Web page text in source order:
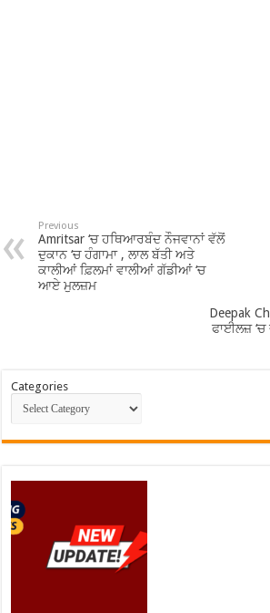
Previous
Amritsar ‘ਚ ਹਥਿਆਰਬੰਦ ਨੌਜਵਾਨਾਂ ਵੱਲੋਂ
ਦੁਕਾਨ ‘ਚ ਹੰਗਾਮਾ , ਲਾਲ ਬੱਤੀ ਅਤੇ
ਕਾਲੀਆਂ ਫ਼ਿਲਮਾਂ ਵਾਲੀਆਂ ਗੱਡੀਆਂ ‘ਚ
ਆਏ ਮੁਲਜ਼ਮ
Deepak
ਫਾਈਲਜ਼ ‘ਚ
Categories